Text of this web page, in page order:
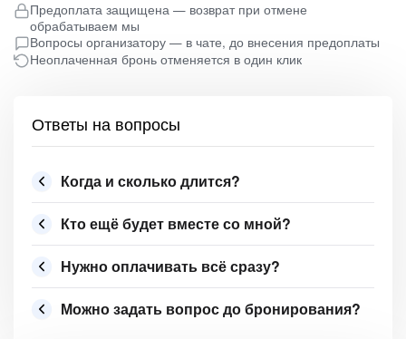
Предоплата защищена — возврат при отмене
обрабатываем мы
Вопросы организатору — в чате, до внесения предоплаты
Неоплаченная бронь отменяется в один клик
Ответы на вопросы
Когда и сколько длится?
Кто ещё будет вместе со мной?
Нужно оплачивать всё сразу?
Можно задать вопрос до бронирования?